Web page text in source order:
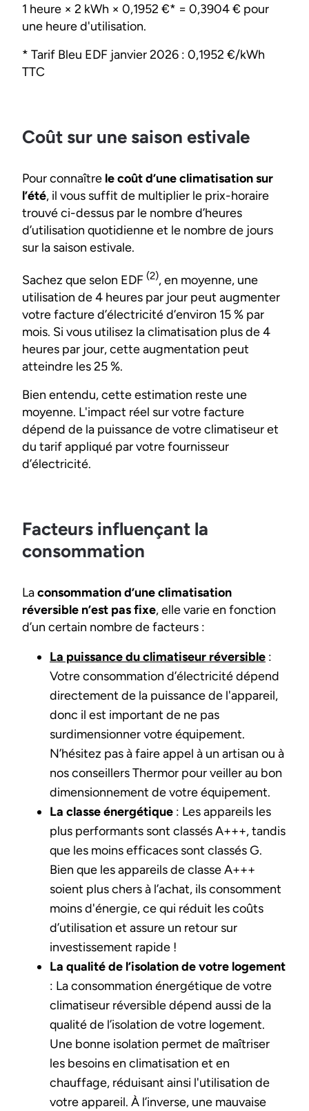
1 heure × 2 kWh × 0,1952 €* = 0,3904 € pour
une heure d'utilisation.
* Tarif Bleu EDF janvier 2026 : 0,1952 €/kWh
TTC
Coût sur une saison estivale
Pour connaître le coût d’une climatisation sur
l’été, il vous suffit de multiplier le prix-horaire
trouvé ci-dessus par le nombre d’heures
d’utilisation quotidienne et le nombre de jours
sur la saison estivale.
Sachez que selon EDF (2), en moyenne, une
utilisation de 4 heures par jour peut augmenter
votre facture d’électricité d’environ 15 % par
mois. Si vous utilisez la climatisation plus de 4
heures par jour, cette augmentation peut
atteindre les 25 %.
Bien entendu, cette estimation reste une
moyenne. L'impact réel sur votre facture
dépend de la puissance de votre climatiseur et
du tarif appliqué par votre fournisseur
d’électricité.
Facteurs influençant la
consommation
Laconsommation d’une climatisation
réversible n’est pas fixe, elle varie en fonction
d’un certain nombre de facteurs :
La puissance du climatiseur réversible :
Votre consommation d’électricité dépend
directement de la puissance de l'appareil,
donc il est important de ne pas
surdimensionner votre équipement.
N’hésitez pas à faire appel à un artisan ou à
nos conseillers Thermor pour veiller au bon
dimensionnement de votre équipement.
La classe énergétique : Les appareils les
plus performants sont classés A+++, tandis
que les moins efficaces sont classés G.
Bien que les appareils de classe A+++
soient plus chers à l’achat, ils consomment
moins d'énergie, ce qui réduit les coûts
d’utilisation et assure un retour sur
investissement rapide !
La qualité de l’isolation de votre logement
: La consommation énergétique de votre
climatiseur réversible dépend aussi de la
qualité de l’isolation de votre logement.
Une bonne isolation permet de maîtriser
les besoins en climatisation et en
chauffage, réduisant ainsi l'utilisation de
votre appareil. À l’inverse, une mauvaise